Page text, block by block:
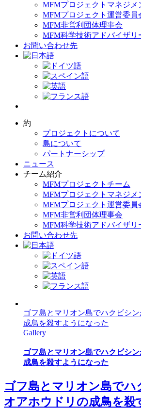
MFMプロジェクトマネジメ
MFMプロジェクト運営委員
MFM非営利団体理事会
MFM科学技術アドバイザリ
お問い合わせ先
約
プロジェクトについて
島について
パートナーシップ
ニュース
チーム紹介
MFMプロジェクトチーム
MFMプロジェクトマネジメ
MFMプロジェクト運営委員
MFM非営利団体理事会
MFM科学技術アドバイザリ
お問い合わせ先
ゴフ島とマリオン島でハクビシ
成鳥を殺すようになった
Gallery
ゴフ島とマリオン島でハクビシ
成鳥を殺すようになった
ゴフ島とマリオン島でハ
オアホウドリの成鳥を殺